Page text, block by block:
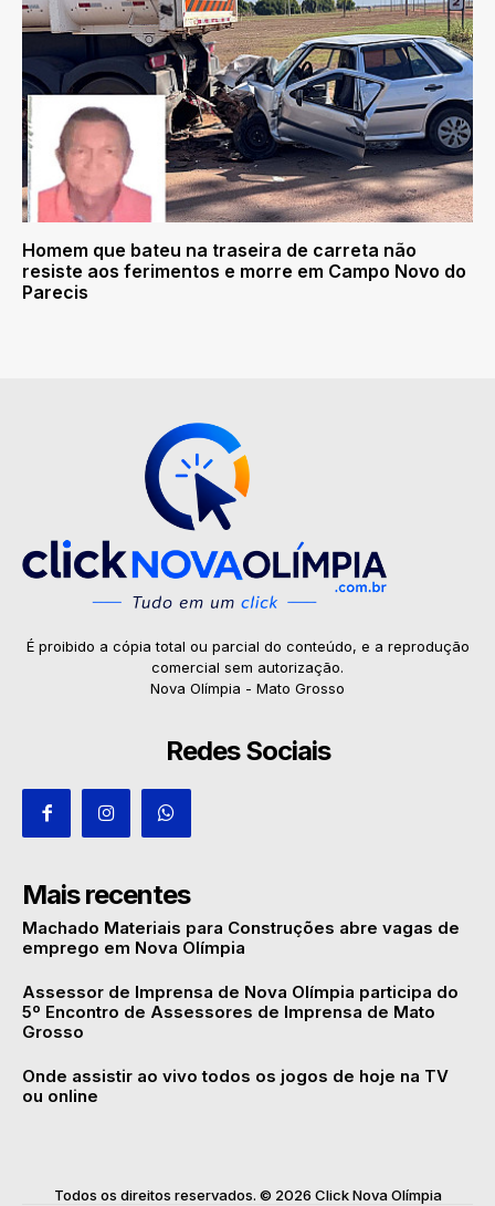
Homem que bateu na traseira de carreta não
resiste aos ferimentos e morre em Campo Novo do
Parecis
É proibido a cópia total ou parcial do conteúdo, e a reprodução
comercial sem autorização.
Nova Olímpia - Mato Grosso
Redes Sociais
Mais recentes
Machado Materiais para Construções abre vagas de
emprego em Nova Olímpia
Assessor de Imprensa de Nova Olímpia participa do
5º Encontro de Assessores de Imprensa de Mato
Grosso
Onde assistir ao vivo todos os jogos de hoje na TV
ou online
Todos os direitos reservados. © 2026 Click Nova Olímpia